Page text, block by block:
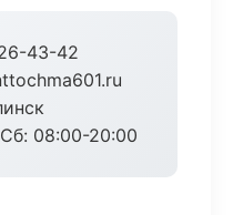
43-42
08:00-20:00